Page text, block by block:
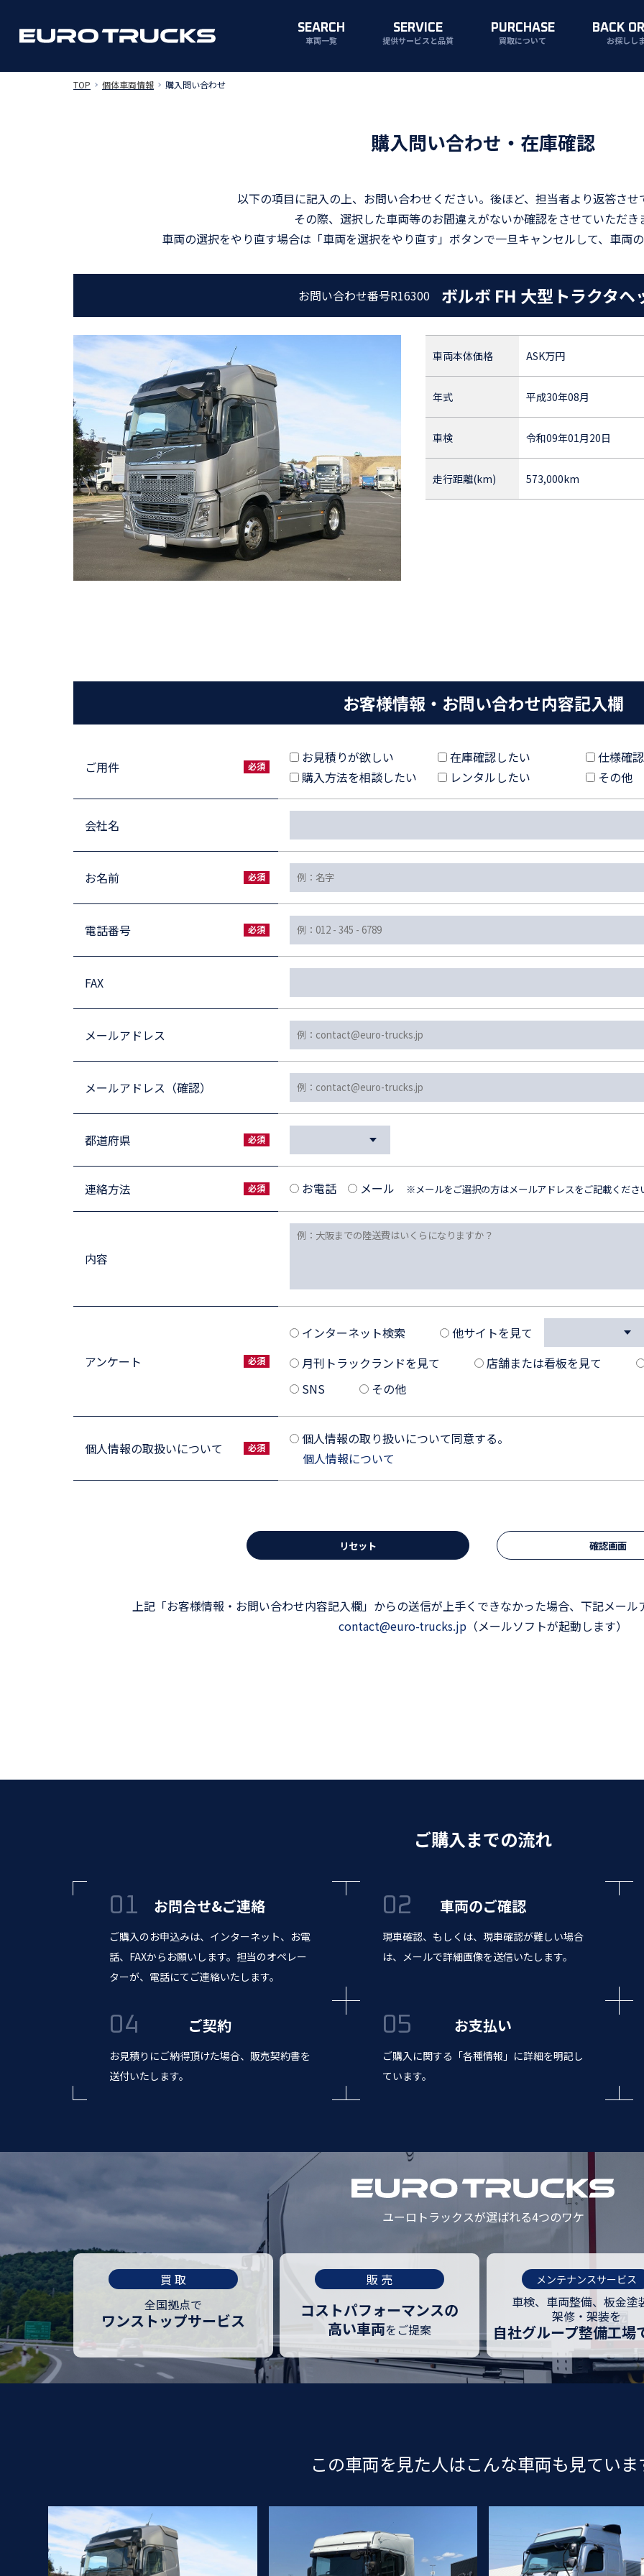
SEARCH
車両一覧
SERVICE
提供サービスと品質
PURCHASE
買取について
BACK
お探しし
TOP 個体車両情報 購入問い合わせ
購入問い合わせ・在庫確認
以下の項目に記入の上、お問い合わせください。後ほど、担当者より返答させ
その際、選択した車両等のお間違えがないか確認をさせていただき
車両の選択をやり直す場合は「車両を選択をやり直す」ボタンで一旦キャンセルして、車両
お問い合わせ番号R16300 ボルボ FH 大型トラクタヘ
車両本体価格 ASK万円
年式 平成30年08月
車検 令和09年01月20日
走行距離(km) 573,000km
お客様情報・お問い合わせ内容記入欄
ご用件
お見積りが欲しい 在庫確認したい
仕様確
購入方法を相談したい
レンタルしたい その他
会社名
お名前
電話番号
FAX
メールアドレス
メールアドレス（確認）
都道府県
連絡方法 お電話 メール ※メールをご選択の方はメールアドレスをご記載くださ
内容
アンケート
インターネット検索
他サイトを見て
月刊トラックランドを見て
店舗または看板を見て
SNS
その他
個人情報の取扱いについて
個人情報の取り扱いについて同意する。
個人情報について
上記「お客様情報・お問い合わせ内容記入欄」からの送信が上手くできなかった場合、下記メー
contact@euro-trucks.jp （メールソフトが起動します）
ご購入までの流れ
お問合せ&ご連絡
ご購入のお申込みは、インターネット、お電
話、FAXからお願いします。担当のオペレー
ターが、電話にてご連絡いたします。
車両のご確認
現車確認、もしくは、現車確認が難しい場合
は、メールで詳細画像を送信いたします。
ご契約
お見積りにご納得頂けた場合、販売契約書を
送付いたします。
お支払い
ご購入に関する「各種情報」に詳細を明記し
ています。
ユーロトラックスが選ばれる4つのワケ
買 取
全国拠点で
ワンストップサービス
販 売
コストパフォーマンスの
高い車両をご提案
メンテナンスサービス
車検、車両整備、板金塗
架修・架装を
自社グループ整備工場
この車両を見た人はこんな車両も見ていま